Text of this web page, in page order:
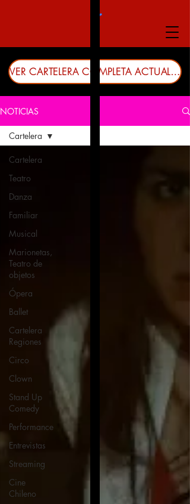
VER CARTELERA COMPLETA ACTUALIZADA
NOTICIAS
Cartelera
Teatro
Danza
Familiar
Musical
Marionetas,
Teatro de
objetos
Ópera
Ballet
Cartelera
Regiones
Circo
Clown
Stand Up
Comedy
Performance
Entrevistas
Streaming
Cine
Chileno
Cartelera